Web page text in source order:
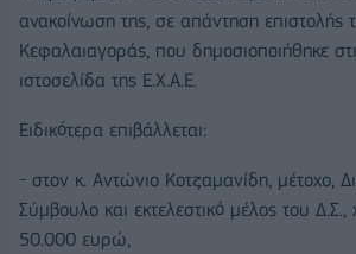
ανακοίνωση της, σε απάντηση επιστολής
Κεφαλαιαγοράς, που δημοσιοποιήθηκε
ιστοσελίδα της Ε.Χ.Α.Ε.
Ειδικότερα επιβάλλεται:
- στον κ. Αντώνιο Κοτζαμανίδη, μέτοχο,
Σύμβουλο και εκτελεστικό μέλος του Δ.Σ.,
50.000 ευρώ,